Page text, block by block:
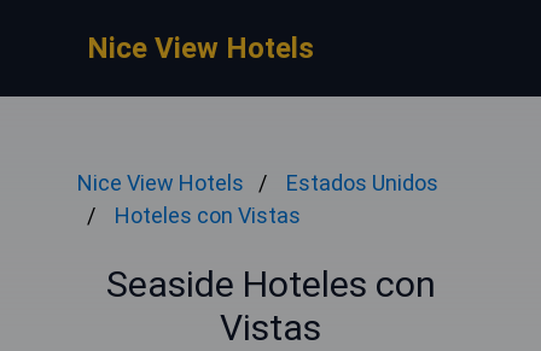
Nice View Hotels
Nice View Hotels
Estados Unidos
Hoteles con Vistas
Seaside Hoteles con
Vistas